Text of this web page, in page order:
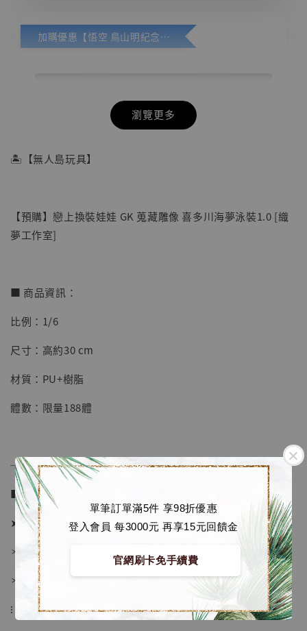
單筆訂單滿5件 享98折優惠
登入會員 每3000元 再享15元回饋金
官網刷卡免手續費
加購優惠【悟空 鳥山明紀念款 [奇蹟工作室]】
【店內現貨】七龍珠 系列蒐藏雕像 悟空 鳥山
明紀念款 [奇蹟工作室]
NT$ 5,580
瀏覽更多
🏝【無人島玩具】
【預購】戀上換裝娃娃 GK 蒐藏雕像 喜多川海夢泳裝1.0 [織
夢工作室]
■ 商品資訊：
比例：1/6
尺寸：高約30 cm
材質：PU+樹脂
體數：限量188體
──────────────
■ 販售資訊 (NT$)：
➤ 價格 5580元 (訂金2980)
＊ 國際運費另計
＊ 刷卡免手續費
⁝